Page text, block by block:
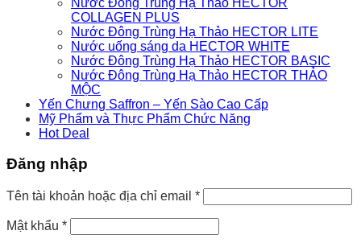
COLLAGEN PLUS
Nước Đông Trùng Hạ Thảo HECTOR LITE
Nước uống sáng da HECTOR WHITE
Nước Đông Trùng Hạ Thảo HECTOR BASIC
Nước Đông Trùng Hạ Thảo HECTOR THẢO
MỘC
Yến Chưng Saffron – Yến Sào Cao Cấp
Mỹ Phẩm và Thực Phẩm Chức Năng
Hot Deal
Đăng nhập
Tên tài khoản hoặc địa chỉ email *
Mật khẩu *